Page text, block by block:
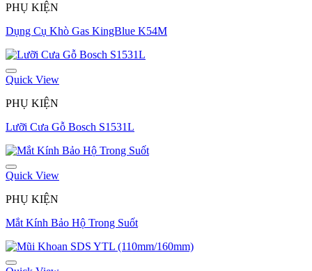
PHỤ KIỆN
Dụng Cụ Khò Gas KingBlue K54M
Quick View
PHỤ KIỆN
Lưỡi Cưa Gỗ Bosch S1531L
Quick View
PHỤ KIỆN
Mắt Kính Bảo Hộ Trong Suốt